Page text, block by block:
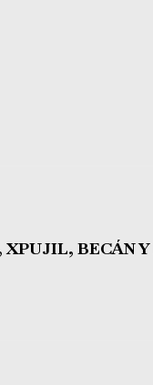
BECÁN